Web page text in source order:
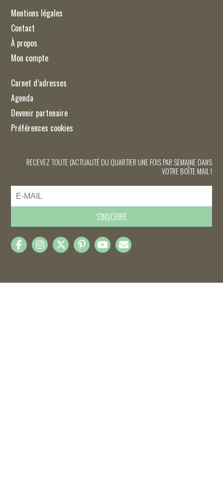
Mentions légales
Contact
À propos
Mon compte
Carnet d’adresses
Agenda
Devenir partenaire
Préférences cookies
RECEVEZ TOUTE L'ACTUALITÉ DU QUARTIER UNE FOIS PAR SEMAINE DANS
VOTRE BOÎTE MAIL !